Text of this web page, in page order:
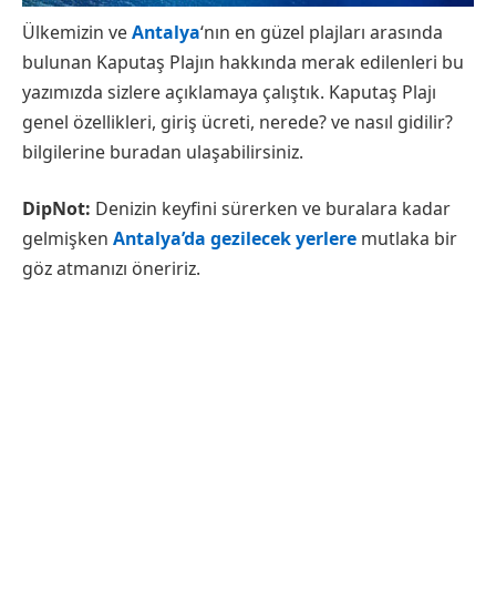
Ülkemizin veAntalya‘nın en güzel plajları arasında
bulunan Kaputaş Plajın hakkında merak edilenleri bu
yazımızda sizlere açıklamaya çalıştık. Kaputaş Plajı
genel özellikleri, giriş ücreti, nerede? ve nasıl gidilir?
bilgilerine buradan ulaşabilirsiniz.
DipNot: Denizin keyfini sürerken ve buralara kadar
gelmişken Antalya’da gezilecek yerlere mutlaka bir
göz atmanızı öneririz.